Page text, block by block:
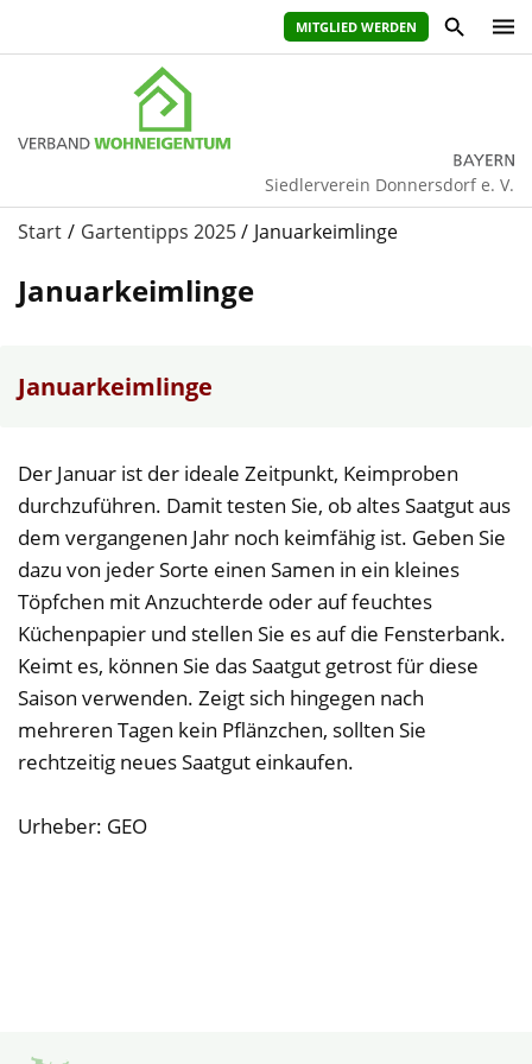
MITGLIED WERDEN
Siedlerverein Donnersdorf e. V.
Start Gartentipps 2025 Januarkeimlinge
Januarkeimlinge
Januarkeimlinge
Der Januar ist der ideale Zeitpunkt, Keimproben
durchzuführen. Damit testen Sie, ob altes Saatgut aus
dem vergangenen Jahr noch keimfähig ist. Geben Sie
dazu von jeder Sorte einen Samen in ein kleines
Töpfchen mit Anzuchterde oder auf feuchtes
Küchenpapier und stellen Sie es auf die Fensterbank.
Keimt es, können Sie das Saatgut getrost für diese
Saison verwenden. Zeigt sich hingegen nach
mehreren Tagen kein Pflänzchen, sollten Sie
rechtzeitig neues Saatgut einkaufen.
Urheber: GEO